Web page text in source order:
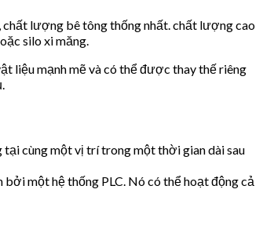
chất lượng bê tông thống nhất. chất lượng cao
silo xi măng.
liệu mạnh mẽ và có thể được thay thế riêng
tại cùng một vị trí trong một thời gian dài sau
một hệ thống PLC. Nó có thể hoạt động cả